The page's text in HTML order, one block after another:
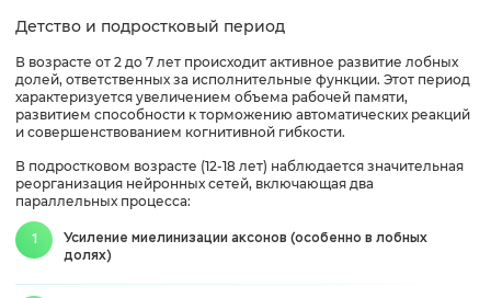
Детство и подростковый период
В возрасте от 2 до 7 лет происходит активное развитие лобных
долей, ответственных за исполнительные функции. Этот период
характеризуется увеличением объема рабочей памяти,
развитием способности к торможению автоматических реакций
и совершенствованием когнитивной гибкости.
В подростковом возрасте (12-18 лет) наблюдается значительная
реорганизация нейронных сетей, включающая два
параллельных процесса:
Усиление миелинизации аксонов (особенно в лобных
долях)